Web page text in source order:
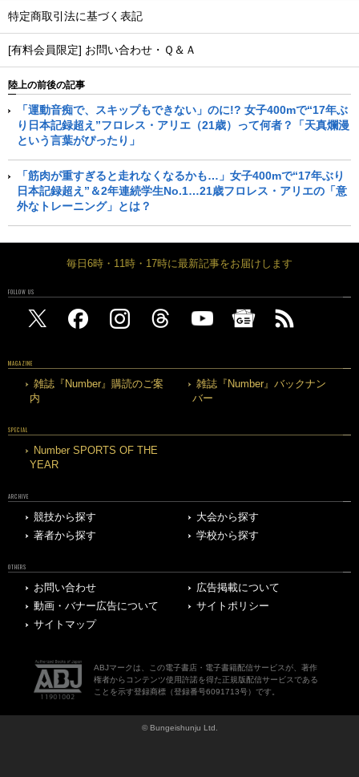
特定商取引法に基づく表記
[有料会員限定] お問い合わせ・Ｑ＆Ａ
陸上の前後の記事
「運動音痴で、スキップもできない」のに!? 女子400mで“17年ぶ
り日本記録超え”フロレス・アリエ（21歳）って何者？「天真爛漫
という言葉がぴったり」
「筋肉が重すぎると走れなくなるかも…」女子400mで“17年ぶり
日本記録超え”＆2年連続学生No.1…21歳フロレス・アリエの「意
外なトレーニング」とは？
毎日6時・11時・17時に最新記事をお届けします
FOLLOW US
MAGAZINE
雑誌『Number』購読のご案
内
雑誌『Number』バックナン
バー
SPECIAL
Number SPORTS OF THE
YEAR
ARCHIVE
競技から探す
大会から探す
著者から探す
学校から探す
OTHERS
お問い合わせ
広告掲載について
動画・バナー広告について
サイトポリシー
サイトマップ
ABJマークは、この電子書店・電子書籍配信サービスが、著作
権者からコンテンツ使用許諾を得た正規版配信サービスである
ことを示す登録商標（登録番号6091713号）です。
© Bungeishunju Ltd.